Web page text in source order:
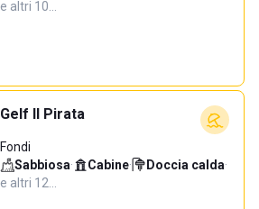
e altri 10…
Gelf Il Pirata
Fondi
Sabbiosa· Cabine· Doccia calda·
e altri 12…